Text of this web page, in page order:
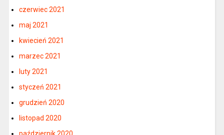
czerwiec 2021
maj 2021
kwiecień 2021
marzec 2021
luty 2021
styczeń 2021
grudzień 2020
listopad 2020